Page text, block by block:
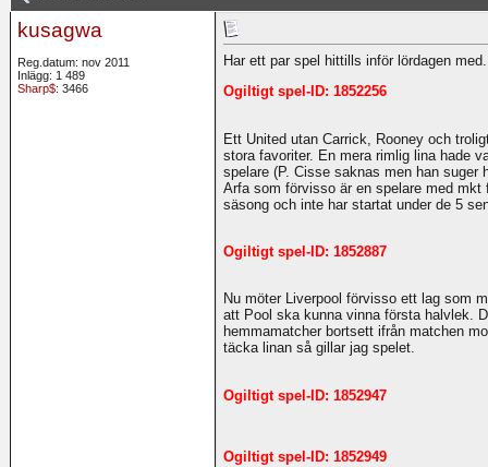
kusagwa
Reg.datum: nov 2011
Inlägg: 1 489
Sharp$: 3466
Har ett par spel hittills inför lördagen med.
Ogiltigt spel-ID: 1852256
Ett United utan Carrick, Rooney och
stora favoriter. En mera rimlig lina hade
spelare (P. Cisse saknas men han
Arfa som förvisso är en spelare med
säsong och inte har startat under de 5
Ogiltigt spel-ID: 1852887
Nu möter Liverpool förvisso ett lag som
att Pool ska kunna vinna första halvlek.
hemmamatcher bortsett ifrån matchen
täcka linan så gillar jag spelet.
Ogiltigt spel-ID: 1852947
Ogiltigt spel-ID: 1852949